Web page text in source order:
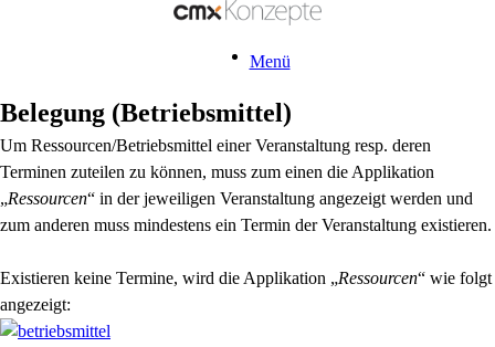
Menü
Belegung (Betriebsmittel)
Um Ressourcen/Betriebsmittel einer Veranstaltung resp. deren
Terminen zuteilen zu können, muss zum einen die Applikation
„Ressourcen“ in der jeweiligen Veranstaltung angezeigt werden und
zum anderen muss mindestens ein Termin der Veranstaltung existieren.
Existieren keine Termine, wird die Applikation „Ressourcen“ wie folgt
angezeigt: